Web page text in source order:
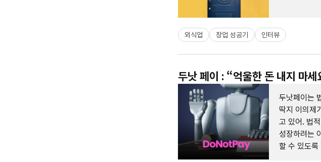
외식업 창업 성공기 인터뷰
두낫 페이 : “억울한 돈 내지 마
두낫페이는
딱지 이의제
고 있어. 법
성장하려는
할 수 있도록